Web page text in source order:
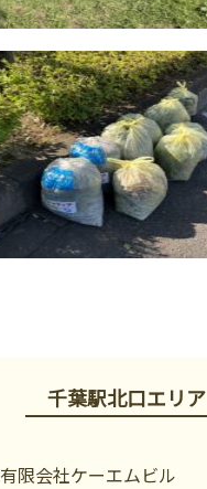
千葉駅北口エリア
有限会社ケーエムビル